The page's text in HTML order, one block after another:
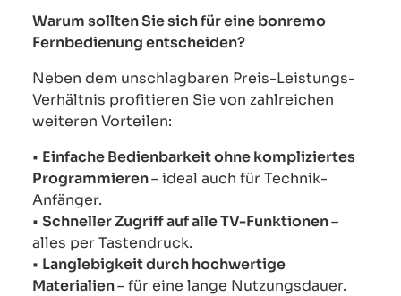
Warum sollten Sie sich für eine bonremo
Fernbedienung entscheiden?
Neben dem unschlagbaren Preis-Leistungs-
Verhältnis profitieren Sie von zahlreichen
weiteren Vorteilen:
• Einfache Bedienbarkeit ohne kompliziertes
Programmieren– ideal auch für Technik-
Anfänger.
• Schneller Zugriff auf alle TV-Funktionen–
alles per Tastendruck.
• Langlebigkeit durch hochwertige
Materialien– für eine lange Nutzungsdauer.